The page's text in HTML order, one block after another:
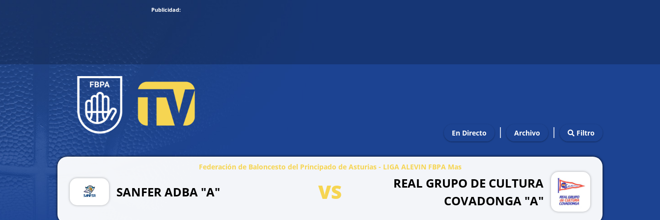
En Directo | Archivo | Filtro
Federación de Baloncesto del Principado de Asturias - LIGA ALEVIN FBPA Mas
SANFER ADBA "A" VS
REAL GRUPO DE CULTURA
COVADONGA "A"